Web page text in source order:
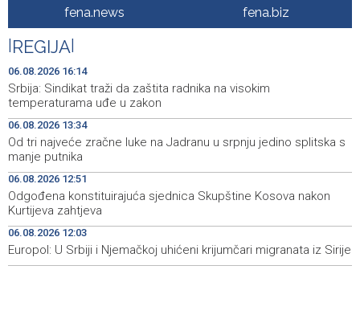
Announcement of events for Friday, 7 August 2026
19:55
Drugi Festival bakri okupio mještane i posjetitelje kod
Livna
19:45
Novi Travnik receives first direct EU funding for UNESCO
heritage project
19:33
Crishock: OHR maintains an open dialogue with all
political stakeholders in BiH
19:32
Velika nagrada Britanije ostaje u MotoGP kalendaru do
2028. godine
19:29
Španska krajnja ljevica i desnica ujedinjene protiv
Maroka kao suorganizatora SP 2030.
fena.news fena.biz
REGIJA
06.08.2026 16:14
Srbija: Sindikat traži da zaštita radnika na visokim
temperaturama uđe u zakon
06.08.2026 13:34
Od tri najveće zračne luke na Jadranu u srpnju jedino splitska s
manje putnika
06.08.2026 12:51
Odgođena konstituirajuća sjednica Skupštine Kosova nakon
Kurtijeva zahtjeva
06.08.2026 12:03
Europol: U Srbiji i Njemačkoj uhićeni krijumčari migranata iz Sirije